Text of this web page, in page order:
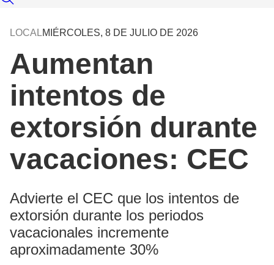
LOCALMIÉRCOLES, 8 DE JULIO DE 2026
Aumentan
intentos de
extorsión durante
vacaciones: CEC
Advierte el CEC que los intentos de
extorsión durante los periodos
vacacionales incremente
aproximadamente 30%